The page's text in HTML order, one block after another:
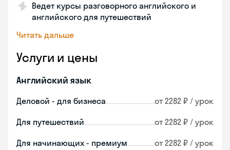
Ведет курсы разговорного английского и
английского для путешествий
Читать дальше
Услуги и цены
Английский язык
Деловой - для бизнеса от 2282 ₽ / урок
Для путешествий от 2282 ₽ / урок
Для начинающих - премиум от 2282 ₽ / урок